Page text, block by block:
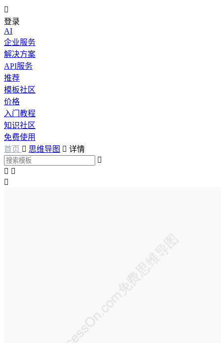

登录
AI
企业服务
解决方案
API服务
推荐
模板社区
价格
入门教程
知识社区
免费使用
首页  思维导图  详情

 
